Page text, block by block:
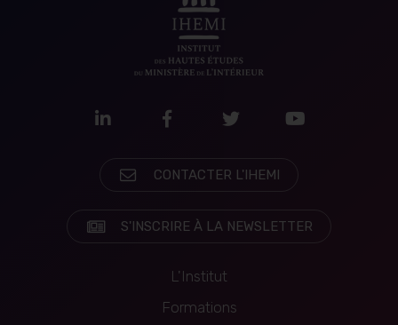
LinkedInFacebookTwitterYoutube
CONTACTER L'IHEMI
S'INSCRIRE À LA NEWSLETTER
L'Institut
Formations